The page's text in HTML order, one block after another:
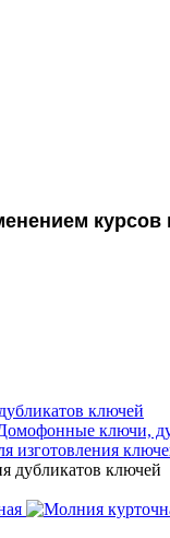
ключей
ключи,
изготовления